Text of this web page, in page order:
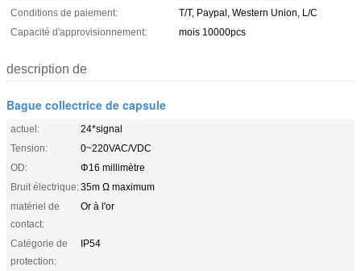
Conditions de paiement:
T/T, Paypal, Western Union, L/C
Capacité d'approvisionnement:
mois 10000pcs
description de
Bague collectrice de capsule
actuel:
24*signal
Tension:
0~220VAC/VDC
OD:
Φ16 millimètre
Bruit électrique:35m Ω maximum
matériel de
contact:
Or à l'or
Catégorie de
protection:
IP54